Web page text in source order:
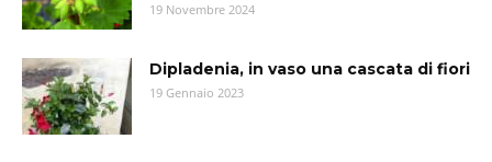
19 Novembre 2024
Dipladenia, in vaso una cascata di fiori
19 Gennaio 2023